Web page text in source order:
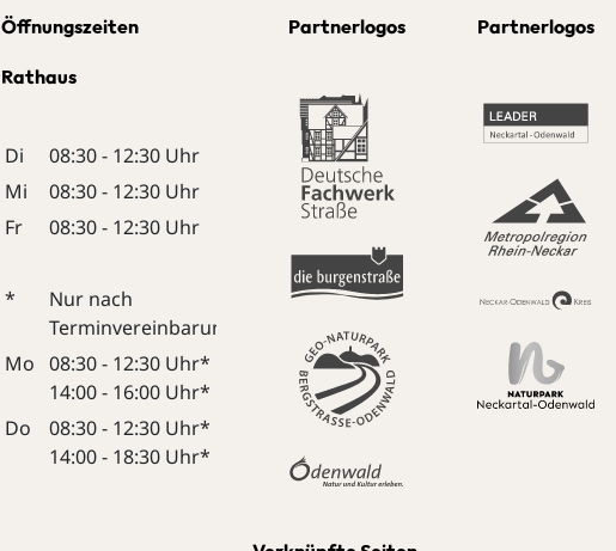
Öffnungszeiten
Rathaus
Di
08:30 - 12:30 Uhr
Mi
08:30 - 12:30 Uhr
Fr
08:30 - 12:30 Uhr
*
Nur nach
Terminvereinbarung:
Mo
08:30 - 12:30 Uhr*
14:00 - 16:00 Uhr*
Do
08:30 - 12:30 Uhr*
14:00 - 18:30 Uhr*
Partnerlogos Partnerlogos